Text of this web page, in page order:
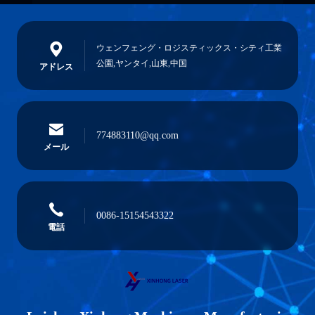
アドレス
ウェンフェング・ロジスティックス・シティ工業
公園,ヤンタイ,山東,中国
メール
774883110@qq.com
電話
0086-15154543322